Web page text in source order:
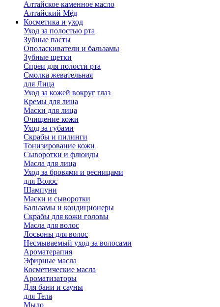
Алтайское каменное масло
Алтайский Мёд
Косметика и уход
Уход за полостью рта
Зубные пасты
Ополаскиватели и бальзамы
Зубные щетки
Спреи для полости рта
Смолка жевательная
для Лица
Уход за кожей вокруг глаз
Кремы для лица
Маски для лица
Очищение кожи
Уход за губами
Скрабы и пилинги
Тонизирование кожи
Сыворотки и флюиды
Масла для лица
Уход за бровями и ресницами
для Волос
Шампуни
Маски и сыворотки
Бальзамы и кондиционеры
Скрабы для кожи головы
Масла для волос
Лосьоны для волос
Несмываемый уход за волосами
Ароматерапия
Эфирные масла
Косметические масла
Ароматизаторы
Для бани и сауны
для Тела
Мыло